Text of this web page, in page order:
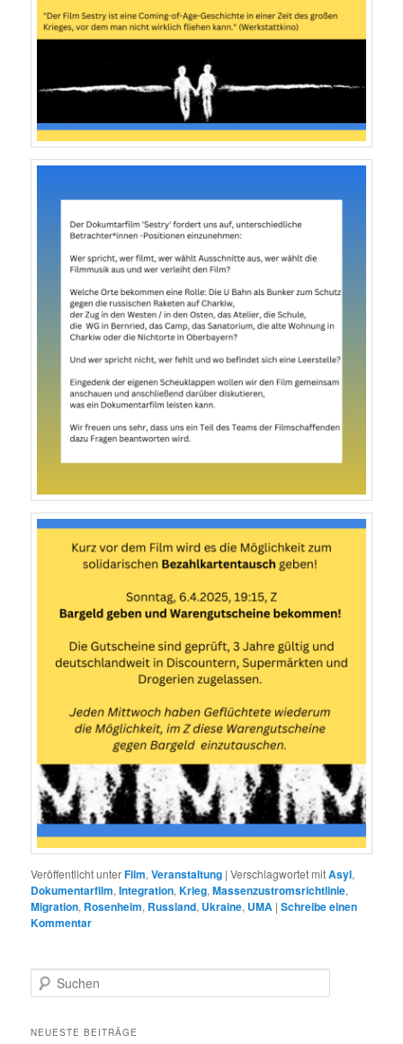
Veröffentlicht unterFilm,Veranstaltung |Verschlagwortet mitAsyl,
Dokumentarfilm,Integration,Krieg,Massenzustromsrichtlinie,
Migration, Rosenheim, Russland, Ukraine, UMA |Schreibe einen
Kommentar
u
h
NEUESTE BEITRÄGE